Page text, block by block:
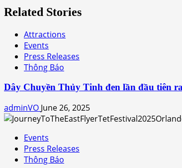
Related Stories
Attractions
Events
Press Releases
Thông Báo
Dây Chuyền Thủy Tinh đen lần đầu tiên
adminVO June 26, 2025
Events
Press Releases
Thông Báo